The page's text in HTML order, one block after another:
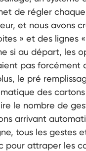
de régler
et nous avons
» et des lignes
si au départ, les
pas forcément
le pré
des
le nombre de
arrivant
tous les gestes
pour attraper les